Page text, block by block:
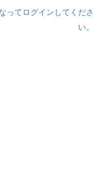
ってログインしてくださ
い。